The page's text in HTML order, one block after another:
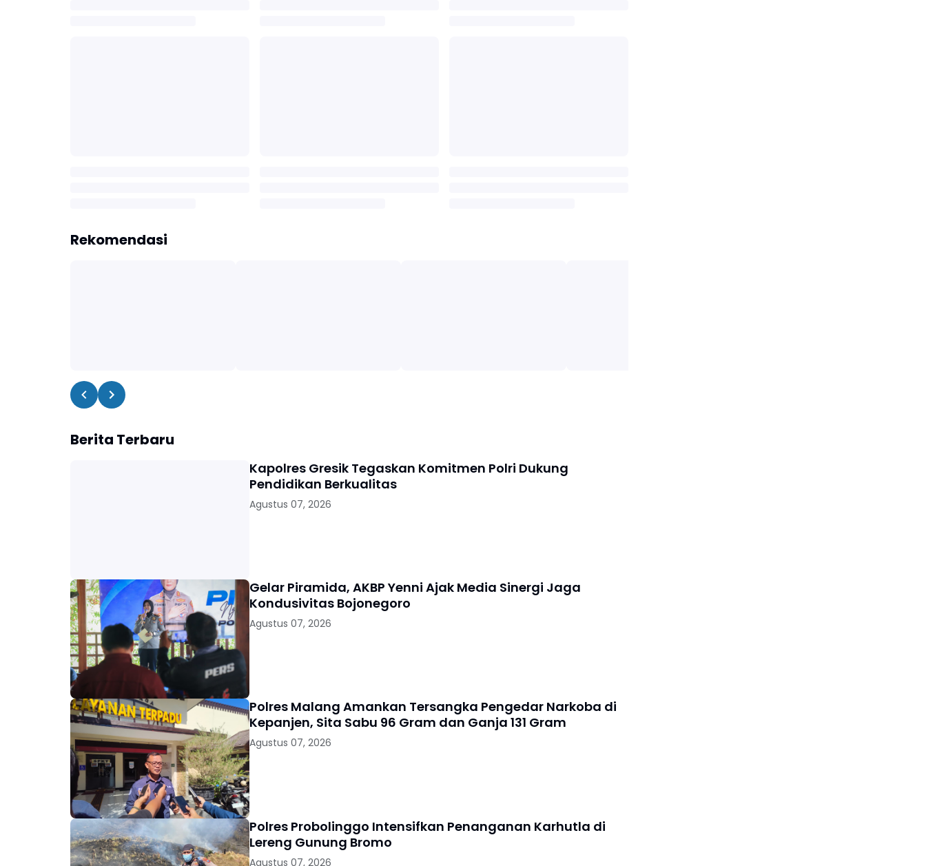
Rekomendasi
Berita Terbaru
Kapolres Gresik Tegaskan Komitmen Polri Dukung
Pendidikan Berkualitas
Agustus 07, 2026
Gelar Piramida, AKBP Yenni Ajak Media Sinergi Jaga
Kondusivitas Bojonegoro
Agustus 07, 2026
Polres Malang Amankan Tersangka Pengedar Narkoba di
Kepanjen, Sita Sabu 96 Gram dan Ganja 131 Gram
Agustus 07, 2026
Polres Probolinggo Intensifkan Penanganan Karhutla di
Lereng Gunung Bromo
Agustus 07, 2026